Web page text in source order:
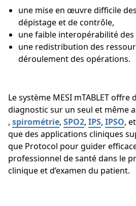
une mise en œuvre difficile
dépistage et de contrôle,
une faible interopérabilité
une redistribution des
déroulement des opérations.
Le système MESI mTABLET
diagnostic sur un seul et même
, spirométrie, SPO2, IPS, IPSO,
que des applications cliniques
que Protocol pour guider
professionnel de santé dans le
clinique et d’examen du patient.